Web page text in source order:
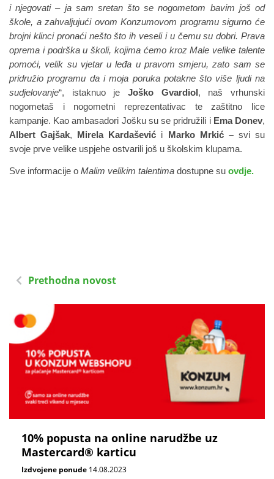
i njegovati – ja sam sretan što se nogometom bavim još od
škole, a zahvaljujući ovom Konzumovom programu sigurno će
brojni klinci pronaći nešto što ih veseli i u čemu su dobri. Prava
oprema i podrška u školi, kojima ćemo kroz Male velike talente
pomoći, velik su vjetar u leđa u pravom smjeru, zato sam se
pridružio programu da i moja poruka potakne što više ljudi na
sudjelovanje“, istaknuo je Joško Gvardiol , naš vrhunski
nogometaš i nogometni reprezentativac te zaštitno lice
kampanje. Kao ambasadori Jošku su se pridružili i Ema Donev,
Albert Gajšak, Mirela Kardašević i Marko Mrkić – svi su
svoje prve velike uspjehe ostvarili još u školskim klupama.
Sve informacije o Malim velikim talentima dostupne su ovdje.
Prethodna novost
10% popusta na online narudžbe uz
Mastercard® karticu
Izdvojene ponude 14.08.2023